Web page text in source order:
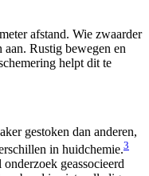
afstand. Wie zwaarder
Rustig bewegen en
helpt dit te
gestoken dan anderen,
in huidchemie.3
geassocieerd